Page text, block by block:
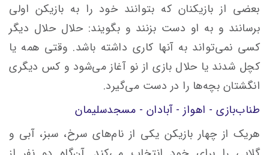
بعضى از بازیکنان که بتوانند خود را به بازیکن اولى
برسانند و به او دست بزنند و بگویند: حلال حلال دیگر
کسى نمى‌تواند به آنها کارى داشته باشد. وقتى همه یا
کچل شدند یا حلال بازى از نو آغاز مى‌شود و کس دیگرى
انگشتان بچه‌ها را در دست مى‌گیرد.
طناب‌بازى - اهواز - آبادان - مسجدسلیمان
هریک از چهار بازیکن یکى از نام‌هاى سرخ، سبز، آبى و